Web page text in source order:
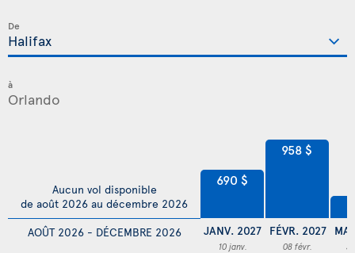
De
à
AOÛT 2026 - DÉCEMBRE 2026
Aucun vol disponible
de août 2026 au décembre 2026
690 $
JANV. 2027
10 janv.
958 $
FÉVR. 2027
08 févr.